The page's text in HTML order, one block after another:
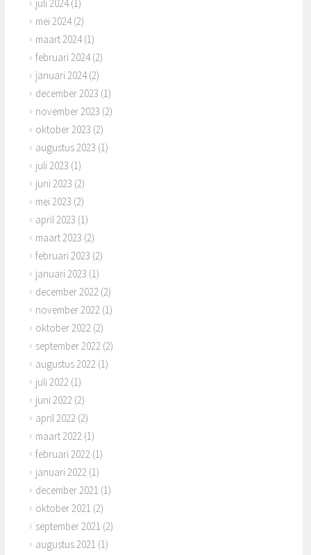
juli 2024(1)
mei 2024(2)
maart 2024(1)
februari 2024(2)
januari 2024(2)
december 2023 (1)
november 2023 (2)
oktober 2023 (2)
augustus 2023 (1)
juli 2023 (1)
juni 2023 (2)
mei 2023 (2)
april 2023 (1)
maart 2023 (2)
februari 2023 (2)
januari 2023 (1)
december 2022 (2)
november 2022 (1)
oktober 2022 (2)
september 2022 (2)
augustus 2022 (1)
juli 2022 (1)
juni 2022 (2)
april 2022 (2)
maart 2022 (1)
februari 2022 (1)
januari 2022 (1)
december 2021 (1)
oktober 2021 (2)
september 2021 (2)
augustus 2021 (1)